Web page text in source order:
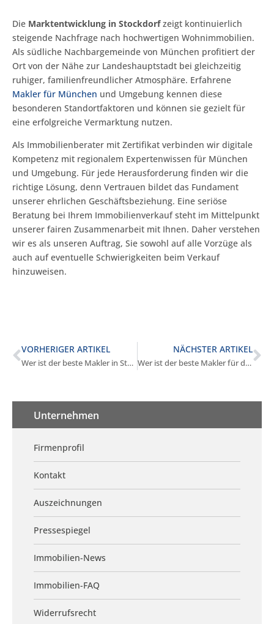
Die Marktentwicklung in Stockdorfzeigt kontinuierlich
steigende Nachfrage nach hochwertigen Wohnimmobilien.
Als südliche Nachbargemeinde von München profitiert der
Ort von der Nähe zur Landeshauptstadt bei gleichzeitig
ruhiger, familienfreundlicher Atmosphäre. Erfahrene
Makler für München und Umgebung kennen diese
besonderen Standortfaktoren und können sie gezielt für
eine erfolgreiche Vermarktung nutzen.
Als Immobilienberater mit Zertifikat verbinden wir digitale
Kompetenz mit regionalem Expertenwissen für München
und Umgebung. Für jede Herausforderung finden wir die
richtige Lösung, denn Vertrauen bildet das Fundament
unserer ehrlichen Geschäftsbeziehung. Eine seriöse
Beratung bei Ihrem Immobilienverkauf steht im Mittelpunkt
unserer fairen Zusammenarbeit mit Ihnen. Daher verstehen
wir es als unseren Auftrag, Sie sowohl auf alle Vorzüge als
auch auf eventuelle Schwierigkeiten beim Verkauf
hinzuweisen.
VORHERIGER ARTIKEL
Wer ist der beste Makler in Stockdorf?
NÄCHSTER ARTIKEL
Wer ist der beste Makler für den Wohnungsverkauf in Stockdorf?
Unternehmen
Firmenprofil
Kontakt
Auszeichnungen
Pressespiegel
Immobilien-News
Immobilien-FAQ
Widerrufsrecht